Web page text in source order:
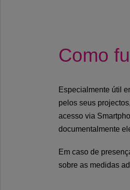
Como
Especialmente útil
pelos seus
acesso via
documentalmente
Em caso de
sobre as medidas